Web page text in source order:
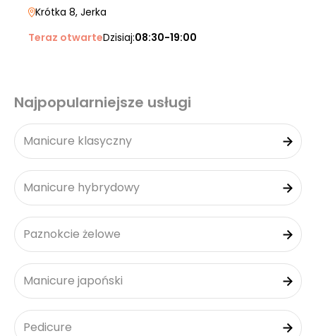
Krótka 8, Jerka
Teraz otwarteDzisiaj:08:30-19:00
Najpopularniejsze usługi
Manicure klasyczny
Manicure hybrydowy
Paznokcie żelowe
Manicure japoński
Pedicure